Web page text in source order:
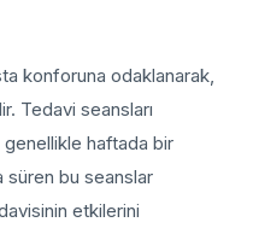
konforuna odaklanarak,
Tedavi seansları
haftada bir
süren bu seanslar
etkilerini